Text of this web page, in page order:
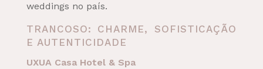
weddings no país.
TRANCOSO: CHARME, SOFISTICAÇÃO
E AUTENTICIDADE
UXUA Casa Hotel & Spa